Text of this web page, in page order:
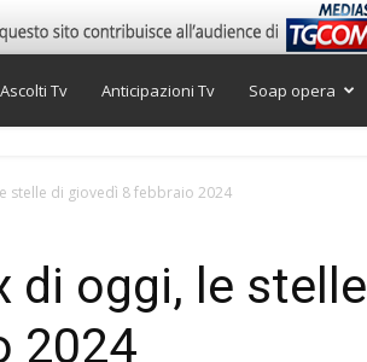
Ascolti Tv Anticipazioni Tv Soap opera
stelle di giovedì 8 febbraio 2024
di oggi, le stelle
2024